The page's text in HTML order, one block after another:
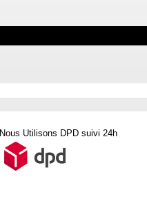
Nous Utilisons DPD suivi 24h